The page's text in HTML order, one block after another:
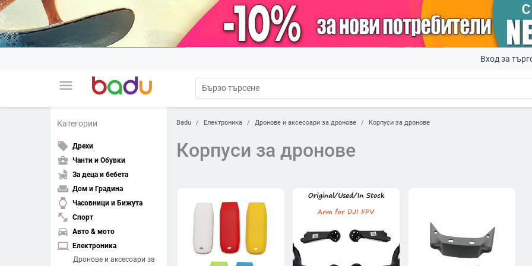
menu
Вход за
Категории
local_offer Дрехи
business_center Чанти и Обувки
child_friendly За деца и бебета
weekend Дом и Градина
watch Часовници и Бижута
fitness_center Спорт
directions_car Авто & мото
laptop Електроника
Дронове и аксесоари за
Badu Електроника Дронове и аксесоари за дронове Корпуси за дронове
Корпуси за дронове